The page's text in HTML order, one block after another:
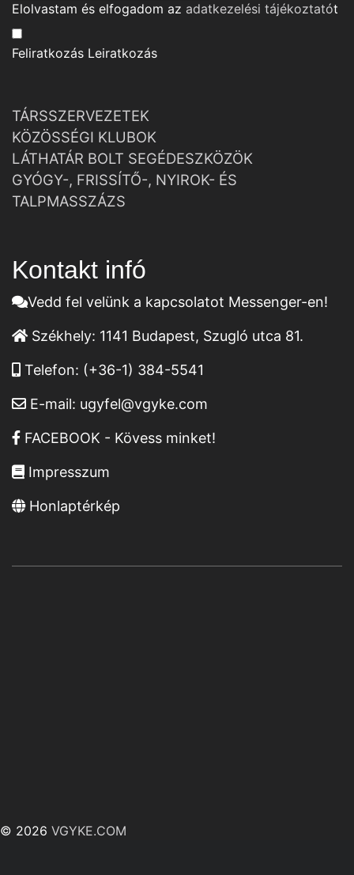
Elolvastam és elfogadom az adatkezelési tájékoztatót
Feliratkozás Leiratkozás
TÁRSSZERVEZETEK
KÖZÖSSÉGI KLUBOK
LÁTHATÁR BOLT SEGÉDESZKÖZÖK
GYÓGY-, FRISSÍTŐ-, NYIROK- ÉS
TALPMASSZÁZS
Kontakt infó
Vedd fel velünk a kapcsolatot Messenger-en!
Székhely: 1141 Budapest, Szugló utca 81.
Telefon: (+36-1) 384-5541
E-mail: ugyfel@vgyke.com
FACEBOOK - Kövess minket!
Impresszum
Honlaptérkép
© 2026 VGYKE.COM